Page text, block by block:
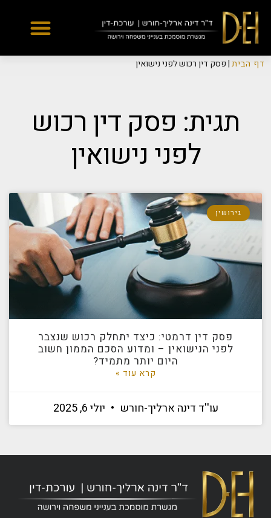
Yes
...
דף הבית|פסק דין רכוש לפני נישואין
תגית: פסק דין רכוש
לפני נישואין
גירושין
פסק דין דרמטי: כיצד יתחלק רכוש שנצבר
לפני הנישואין – ומדוע הסכם הממון חשוב
היום יותר מתמיד?
קרא עוד »
עו''ד דינה ארליך-חורש יולי 6, 2025